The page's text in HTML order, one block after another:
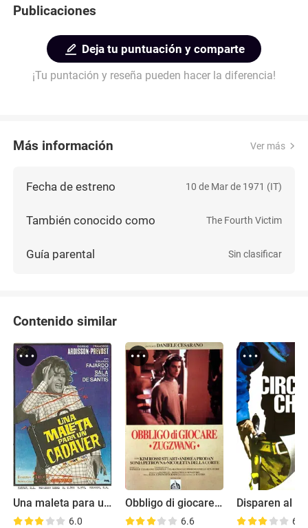
Publicaciones
Deja tu puntuación y comparte
¡Tu puntación y reseña pueden hacer la diferencia!
Más información Ver más
Fecha de estreno 10 de Mar de 1971 (IT)
También conocido como The Fourth Victim
Guía parental Sin clasificar
Contenido similar
Una maleta para un cadáver
6.0
Obbligo di giocare - Zugzwang
6.6 6.9